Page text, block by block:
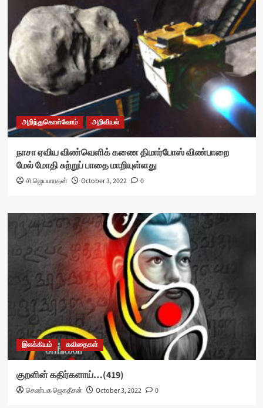
அறிந்துகொள்வோம் அறிவியல்
நாசா ஏவிய விண்வெளிக் கணை திமார்போஸ் விண்பாறை
மேல் மோதி சுற்றுப் பாதை மாறியுள்ளது
சி.ஜெயபாரதன் October 3, 2022 0
இலக்கியம் கவிதைகள்
குறளின் கதிர்களாய்…(419)
செண்பக ஜெகதீசன் October 3, 2022 0